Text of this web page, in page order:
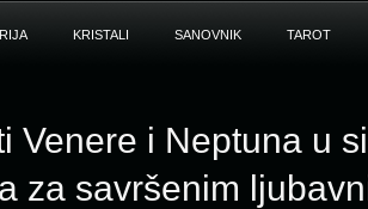
KRISTALI SANOVNIK TAROT
Venere i Neptuna u
za savršenim